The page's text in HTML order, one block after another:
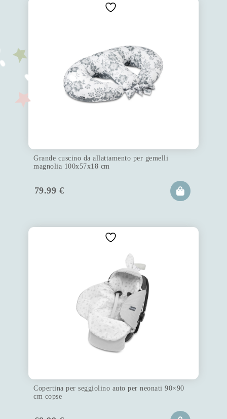
Grande cuscino da allattamento per gemelli
magnolia 100x57x18 cm
79.99 €
Copertina per seggiolino auto per neonati 90×90
cm copse